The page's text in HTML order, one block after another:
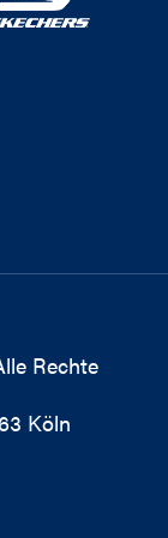
Rechte
Köln